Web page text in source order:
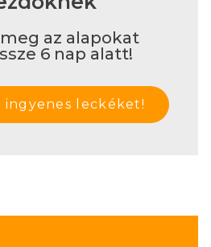
az alapokat
6 nap alatt!
ingyenes leckéket!